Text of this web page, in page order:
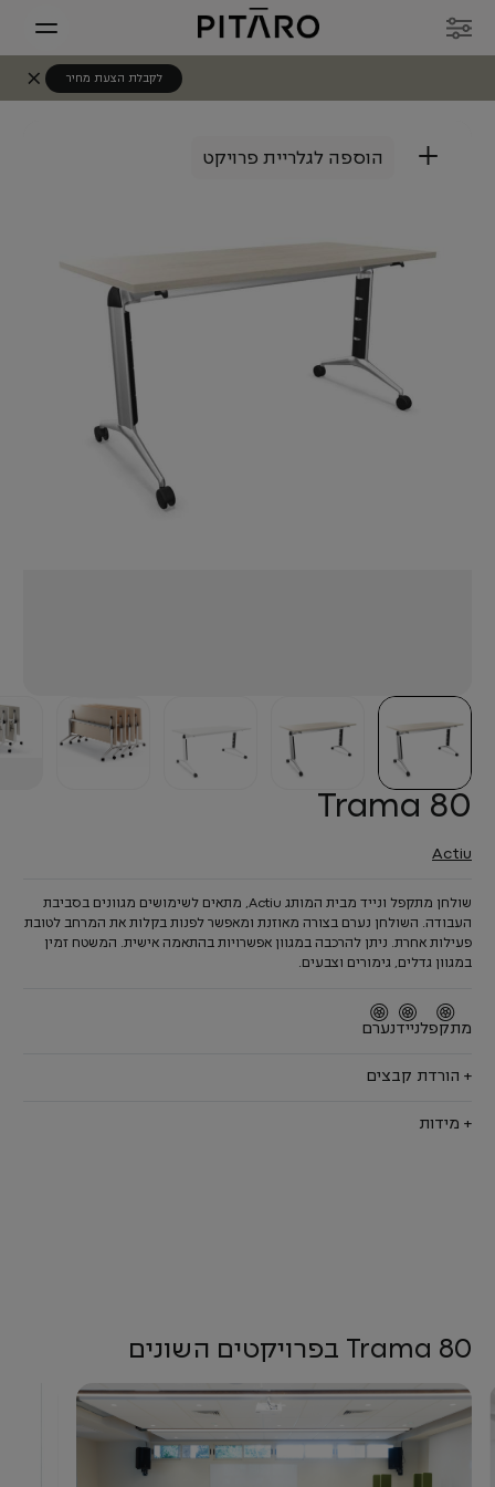
לקבלת הצעת מחיר
+ הוספה לגלריית פרויקט
Trama 80
Actiu
שולחן מתקפל ונייד מבית המותג Actiu, מתאים לשימושים מגוונים בסביבת
העבודה. השולחן נערם בצורה מאוזנת ומאפשר לפנות בקלות את המרחב לטובת
פעילות אחרת. ניתן להרכבה במגוון אפשרויות בהתאמה אישית. המשטח זמין
במגוון גדלים, גימורים וצבעים.
מתקפלניידנערם
+ הורדת קבצים
+ מידות
Trama 80 בפרויקטים השונים